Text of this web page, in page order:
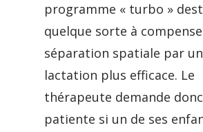
programme « turbo »
quelque sorte à
séparation spatiale par
lactation plus efficace. Le
thérapeute demande
patiente si un de ses